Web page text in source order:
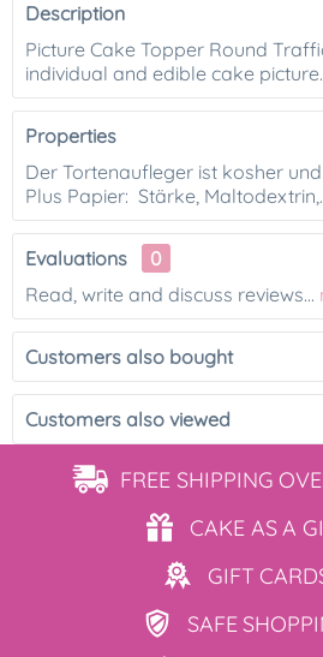
Description
Picture Cake Topper Round
individual and edible cake
Properties
Der Tortenaufleger ist kosher
Plus Papier: Stärke,
Evaluations
0
Read, write and discuss reviews...
Customers also bought
Customers also viewed
FREE SHIPPING
CAKE ASA
GIFT
SAFE